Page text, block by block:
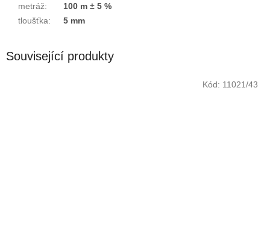
metráž:
100 m ± 5 %
tloušťka: 5 mm
Související produkty
Kód: 11021/43